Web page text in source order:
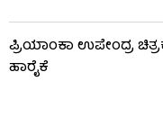
ಪ್ರಿಯಾಂಕಾ ಉಪೇಂದ್ರ
ಹಾರೈಕೆ